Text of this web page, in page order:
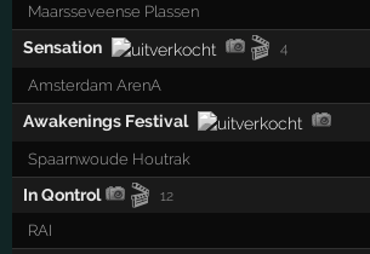
Maarsseveense Plassen
Sensation 🎬 4
Amsterdam ArenA
Awakenings Festival
Spaarnwoude Houtrak
In Qontrol 🎬 12
RAI